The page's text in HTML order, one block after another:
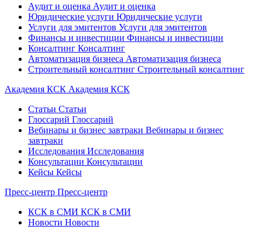
Аудит и оценка Аудит и оценка
Юридические услуги Юридические услуги
Услуги для эмитентов Услуги для эмитентов
Финансы и инвестиции Финансы и инвестиции
Консалтинг Консалтинг
Автоматизация бизнеса Автоматизация бизнеса
Строительный консалтинг Строительный консалтинг
Академия КСК Академия КСК
Статьи Статьи
Глоссарий Глоссарий
Вебинары и бизнес завтраки Вебинары и бизнес
завтраки
Исследования Исследования
Консультации Консультации
Кейсы Кейсы
Пресс-центр Пресс-центр
КСК в СМИ КСК в СМИ
Новости Новости